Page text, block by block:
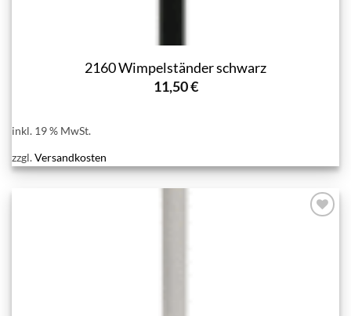
2160 Wimpelständer schwarz
11,50€
inkl. 19 % MwSt.
zzgl.Versandkosten